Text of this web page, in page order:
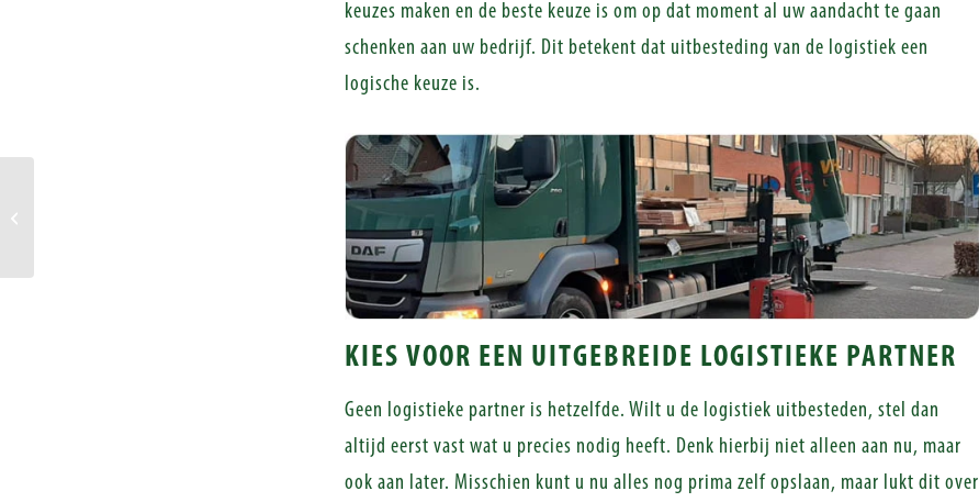
keuzes maken en de beste keuze is om op dat moment al uw aandacht te gaan
schenken aan uw bedrijf. Dit betekent dat uitbesteding van de logistiek een
logische keuze is.
KIES VOOR EEN UITGEBREIDE LOGISTIEKE PARTNER
Geen logistieke partner is hetzelfde. Wilt u de logistiek uitbesteden, stel dan
altijd eerst vast wat u precies nodig heeft. Denk hierbij niet alleen aan nu, maar
ook aan later. Misschien kunt u nu alles nog prima zelf opslaan, maar lukt dit over